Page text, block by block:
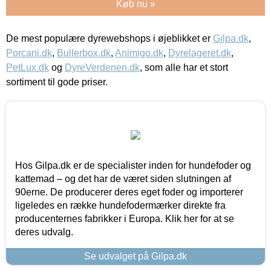
Køb nu »
De mest populære dyrewebshops i øjeblikket er Gilpa.dk,
Porcani.dk, Bullerbox.dk, Animigo.dk, Dyrelageret.dk,
PetLux.dk og DyreVerdenen.dk, som alle har et stort
sortiment til gode priser.
Hos Gilpa.dk er de specialister inden for hundefoder og
kattemad – og det har de været siden slutningen af
90erne. De producerer deres eget foder og importerer
ligeledes en række hundefodermærker direkte fra
producenternes fabrikker i Europa. Klik her for at se
deres udvalg.
Se udvalget på Gilpa.dk